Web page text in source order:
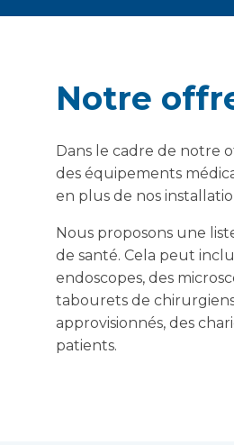
Notre
Dans le cadre de notre
des équipements
en plus de nos
Nous proposons une
de santé. Cela peut
endoscopes, des
tabourets de
approvisionnés, des
patients.